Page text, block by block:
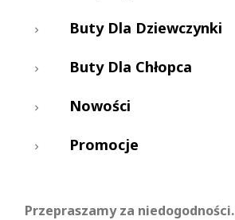
Buty Dla Dziewczynki
Buty Dla Chłopca
Nowości
Promocje
Przepraszamy za niedogodności.